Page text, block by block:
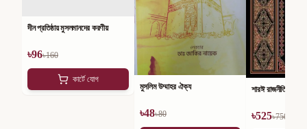
দীন প্রতিষ্ঠায় মুসলমানদের করণীয়
৳96৳160
কার্টে যোগ
মুসলিম উম্মাহর ঐক্য
৳48৳80
শারঈ রাজনীতি
৳525৳750